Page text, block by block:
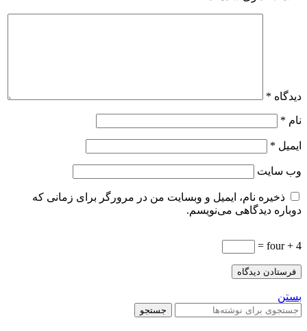
دیدگاه *
نام *
ایمیل *
وب‌ سایت
ذخیره نام، ایمیل و وبسایت من در مرورگر برای زمانی که
دوباره دیدگاهی می‌نویسم.
4 + four =
بستن
جستجو